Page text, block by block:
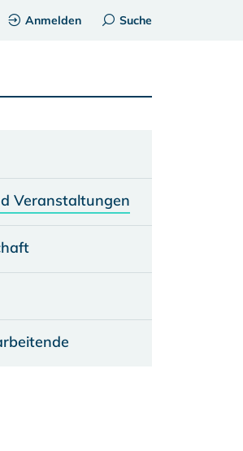
Anmelden Suche
Veranstaltungen